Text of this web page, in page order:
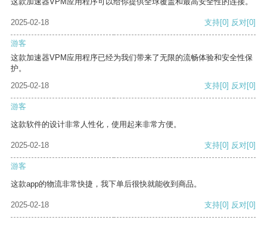
2025-02-18 支持[0] 反对[0]
游客
这款加速器VPM应用程序已经为我们带来了无限的流畅体验和安全性保
护。
2025-02-18
支持[0] 反对[0]
游客
这款软件的设计非常人性化，使用起来非常方便。
2025-02-18 支持[0] 反对[0]
游客
这款app的物流非常快捷，我下单后很快就能收到商品。
2025-02-18 支持[0] 反对[0]